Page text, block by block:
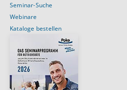
Seminar-Suche
Webinare
Kataloge bestellen